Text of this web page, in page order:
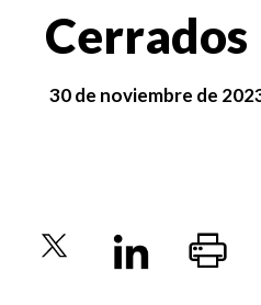
Cerrados
30 de noviembre de